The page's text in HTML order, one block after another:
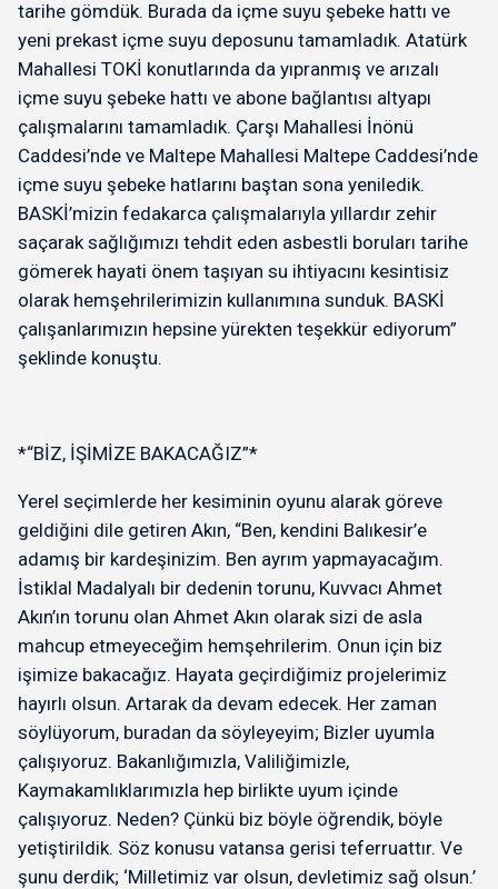
tarihe gömdük. Burada da içme suyu şebeke hattı ve
yeni prekast içme suyu deposunu tamamladık. Atatürk
Mahallesi TOKİ konutlarında da yıpranmış ve arızalı
içme suyu şebeke hattı ve abone bağlantısı altyapı
çalışmalarını tamamladık. Çarşı Mahallesi İnönü
Caddesi’nde ve Maltepe Mahallesi Maltepe Caddesi’nde
içme suyu şebeke hatlarını baştan sona yeniledik.
BASKİ’mizin fedakarca çalışmalarıyla yıllardır zehir
saçarak sağlığımızı tehdit eden asbestli boruları tarihe
gömerek hayati önem taşıyan su ihtiyacını kesintisiz
olarak hemşehrilerimizin kullanımına sunduk. BASKİ
çalışanlarımızın hepsine yürekten teşekkür ediyorum”
şeklinde konuştu.
*“BİZ, İŞİMİZE BAKACAĞIZ”*
Yerel seçimlerde her kesiminin oyunu alarak göreve
geldiğini dile getiren Akın, “Ben, kendini Balıkesir’e
adamış bir kardeşinizim. Ben ayrım yapmayacağım.
İstiklal Madalyalı bir dedenin torunu, Kuvvacı Ahmet
Akın’ın torunu olan Ahmet Akın olarak sizi de asla
mahcup etmeyeceğim hemşehrilerim. Onun için biz
işimize bakacağız. Hayata geçirdiğimiz projelerimiz
hayırlı olsun. Artarak da devam edecek. Her zaman
söylüyorum, buradan da söyleyeyim; Bizler uyumla
çalışıyoruz. Bakanlığımızla, Valiliğimizle,
Kaymakamlıklarımızla hep birlikte uyum içinde
çalışıyoruz. Neden? Çünkü biz böyle öğrendik, böyle
yetiştirildik. Söz konusu vatansa gerisi teferruattır. Ve
şunu derdik; ‘Milletimiz var olsun, devletimiz sağ olsun.’